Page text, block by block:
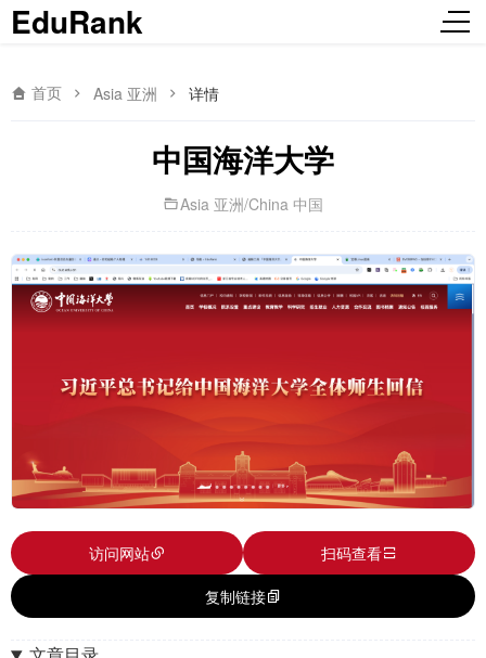
EduRank
首页 Asia 亚洲 详情
中国海洋大学
Asia 亚洲/China 中国
访问网站
扫码查看
复制链接